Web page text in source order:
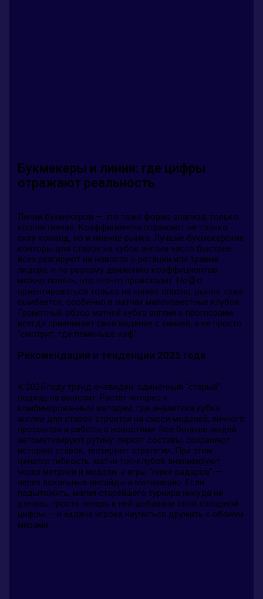
Букмекеры и линии: где цифры
отражают реальность
Линии букмекеров — это тоже форма анализа, только
коллективная. Коэффициенты отражают не только
силу команд, но и мнение рынка. Лучшие букмекерские
конторы для ставок на кубок англии часто быстрее
всех реагируют на новости о ротации или травме
лидера, и по резкому движению коэффициентов
можно понять, что что-то происходит. Но盲о
ориентироваться только на линию опасно: рынок тоже
ошибается, особенно в матчах малоизвестных клубов.
Грамотный обзор матчей кубка англии с прогнозами
всегда сравнивает своё видение с линией, а не просто
"смотрит, где поменьше кэф".
Рекомендации и тенденции 2025 года
К 2025 году тренд очевиден: одиночный "старый"
подход не вывозит. Растёт интерес к
комбинированным методам, где аналитика кубка
англии для ставок строится на смеси моделей, личного
просмотра и работы с новостями. Всё больше людей
автоматизируют рутину: парсят составы, сохраняют
историю ставок, тестируют стратегии. При этом
ценится гибкость: матчи топ-клубов анализируют
через метрики и модели, а игры "ниже радаров" —
через локальные инсайды и мотивацию. Если
подытожить, магия старейшего турнира никуда не
делась, просто теперь к ней добавили слой холодной
цифры — и задача игрока научиться дружить с обоими
мирами.